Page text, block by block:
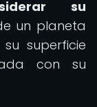
su
un planeta
superficie
con su